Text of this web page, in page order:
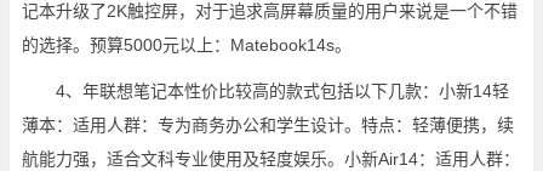
记本升级了2K触控屏，对于追求高屏幕质量的用户来说是一个不错
的选择。预算5000元以上：Matebook14s。
4、年联想笔记本性价比较高的款式包括以下几款：小新14轻
薄本：适用人群：专为商务办公和学生设计。特点：轻薄便携，续
航能力强，适合文科专业使用及轻度娱乐。小新Air14：适用人群：